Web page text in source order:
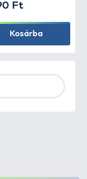
Ft
Kosárba